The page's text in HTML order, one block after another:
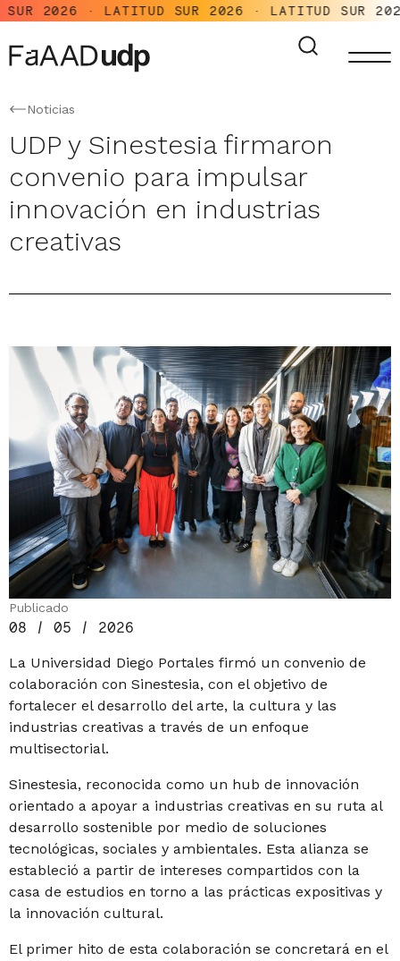
2026 · LATITUD SUR 2026 · LATITUD SUR
Noticias
UDP y Sinestesia firmaron
convenio para impulsar
innovación en industrias
creativas
Publicado
08 / 05 / 2026
La Universidad Diego Portales firmó un convenio de
colaboración con Sinestesia, con el objetivo de
fortalecer el desarrollo del arte, la cultura y las
industrias creativas a través de un enfoque
multisectorial.
Sinestesia, reconocida como un hub de innovación
orientado a apoyar a industrias creativas en su ruta al
desarrollo sostenible por medio de soluciones
tecnológicas, sociales y ambientales. Esta alianza se
estableció a partir de intereses compartidos con la
casa de estudios en torno a las prácticas expositivas y
la innovación cultural.
El primer hito de esta colaboración se concretará en el